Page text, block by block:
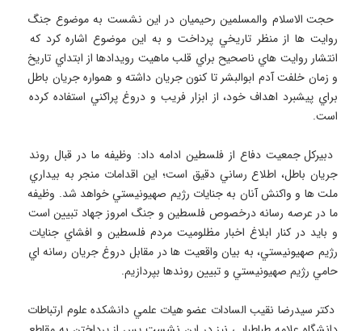
حجت الاسلام والمسلمين رحيميان در اين نشست به موضوع جنگ
روايت ها از منظر تاريخي پرداخت و به اين موضوع اشاره كرد كه
انتشار روايت هاي ناصحيح براي قلب ماهيت رويدادها از ابتداي تاريخ
و زمان خلفت آدم ابوالبشر تا كنون جريان داشته و همواره جريان باطل
براي پيشبرد اهداف خود، از ابزار فريب و دروغ پراكني استفاده كرده
دبيركل جمعيت دفاع از فلسطين ادامه داد: وظيفه ما در قبال روند
جريان باطل، اطلاع رساني دقيق است؛ اين اقدامات منجر به بيداري
ملت ها و واكنش آنان به جنايات رژيم صهيونيستي خواهد شد. وظيفه
ما در عرصه رسانه درخصوص فلسطين و جنگ امروز جهاد تبيين است
و بايد در كنار ابلاغ اخبار مظلوميت مردم فلسطين و افشاي جنايات
رژيم صهيونيستي، به بيان واقعيت ها در مقابل دروغ جريان رسانه اي
دكتر سيدرضا نقيب السادات عضو هيات علمي دانشكده علوم ارتباطات